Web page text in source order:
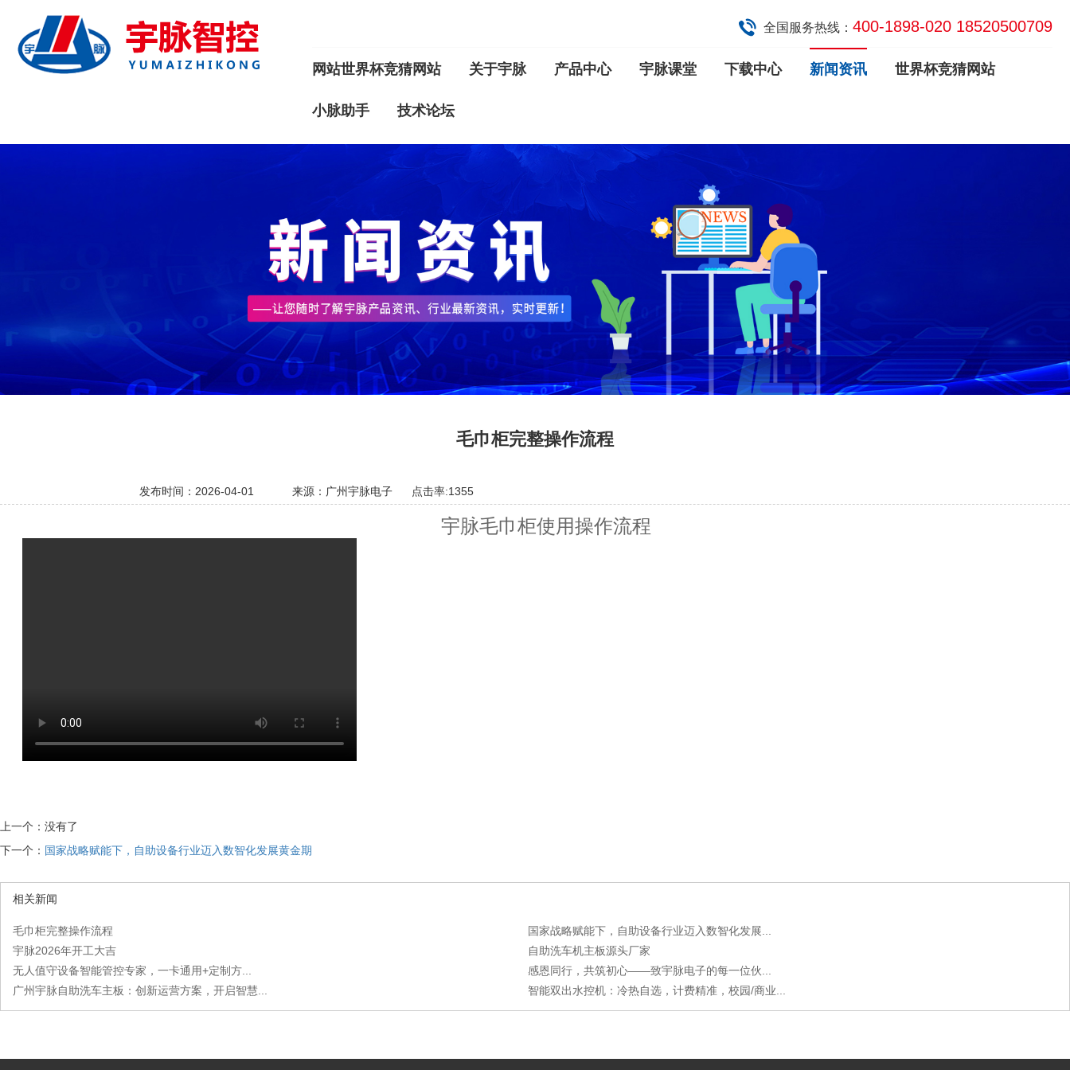
全国服务热线： 400-1898-020 18520500709
网站世界杯竞猜网站 关于宇脉 产品中心 宇脉课堂 下载中心 新闻资讯 世界杯竞猜网站
小脉助手 技术论坛
毛巾柜完整操作流程
发布时间：2026-04-01 来源：广州宇脉电子 点击率:1355
宇脉毛巾柜使用操作流程
上一个：没有了
下一个： 国家战略赋能下，自助设备行业迈入数智化发展黄金期
相关新闻
毛巾柜完整操作流程
国家战略赋能下，自助设备行业迈入数智化发展...
宇脉2026年开工大吉
自助洗车机主板源头厂家
无人值守设备智能管控专家，一卡通用+定制方...
感恩同行，共筑初心——致宇脉电子的每一位伙...
广州宇脉自助洗车主板：创新运营方案，开启智慧...
智能双出水控机：冷热自选，计费精准，校园/商业...